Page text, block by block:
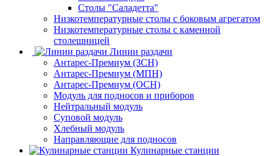
Столы "Саладетта"
Низкотемпературные столы с боковым агрегатом
Низкотемпературные столы с каменной
столешницей
Линии раздачи
Антарес-Премиум (ЗСН)
Антарес-Премиум (МПН)
Антарес-Премиум (ОСН)
Модуль для подносов и приборов
Нейтральный модуль
Суповой модуль
Хлебный модуль
Направляющие для подносов
Кулинарные станции